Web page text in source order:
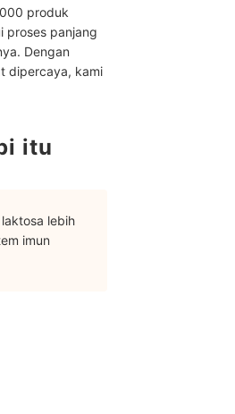
produk
proses panjang
Dengan
dipercaya, kami
itu
lebih
imun